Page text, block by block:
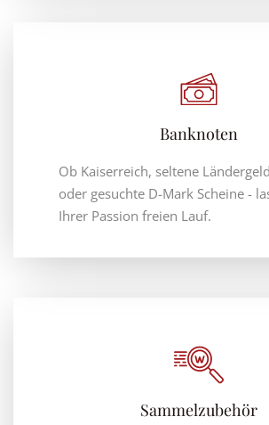
Banknoten
Ob Kaiserreich, seltene
oder gesuchte D-Mark Scheine -
Ihrer Passion freien Lauf.
Sammelzubehör